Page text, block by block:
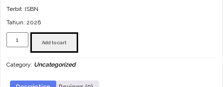
Terbit :ISBN
Tahun: 2026
Pemeriksaan
Akuntansi
quantity
Add to cart
Category: Uncategorized